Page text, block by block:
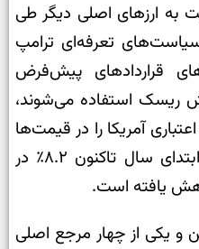
به ارزهای اصلی دیگر طی
تعرفه‌ای ترامپ
قراردادهای پیش‌فرض
ریسک استفاده می‌شوند،
آمریکا را در قیمت‌ها
سال تاکنون ۸.۲٪
در
یافته است.
و یکی از چهار مرجع اصلی